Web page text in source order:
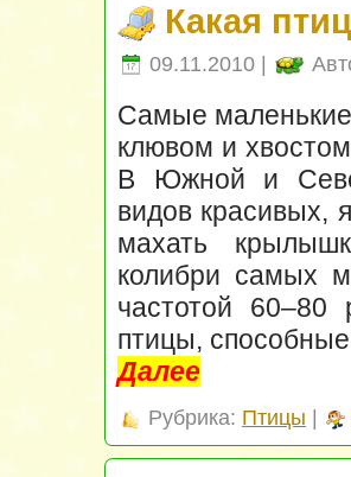
Какая
09.11.2010 |
Самые
клювом и
В Южной и
видов красивых,
махать
колибри самых
частотой
птицы,
Далее
Рубрика: Птицы